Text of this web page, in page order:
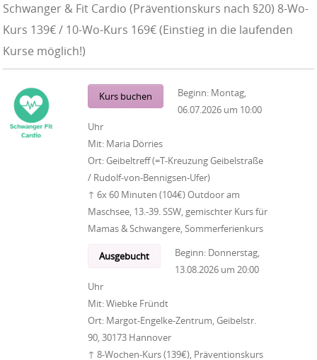
Schwanger & Fit Cardio (Präventionskurs nach §20) 8-Wo-
Kurs 139€ / 10-Wo-Kurs 169€ (Einstieg in die laufenden
Kurse möglich!)
Kurs buchen Beginn: Montag,
06.07.2026 um 10:00
Uhr
Mit: Maria Dörries
Ort:Geibeltreff (=T-Kreuzung Geibelstraße
/ Rudolf-von-Bennigsen-Ufer)
↑ 6x 60 Minuten (104€) Outdoor am
Maschsee, 13.-39. SSW, gemischter Kurs für
Mamas & Schwangere, Sommerferienkurs
Ausgebucht Beginn: Donnerstag,
13.08.2026 um 20:00
Uhr
Mit:Wiebke Fründt
Ort: Margot-Engelke-Zentrum, Geibelstr.
90, 30173 Hannover
↑ 8-Wochen-Kurs (139€), Präventionskurs